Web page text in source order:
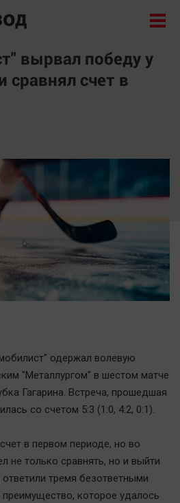
вырвал победу у
сравнял счет в
одержал волевую
"Металлургом" в шестом матче
Гагарина. Встреча, прошедшая
со счетом 5:3 (1:0, 4:2, 0:1).
в первом периоде, но во
не только сравнять, но и выйти
тремя безответными
которое удалось